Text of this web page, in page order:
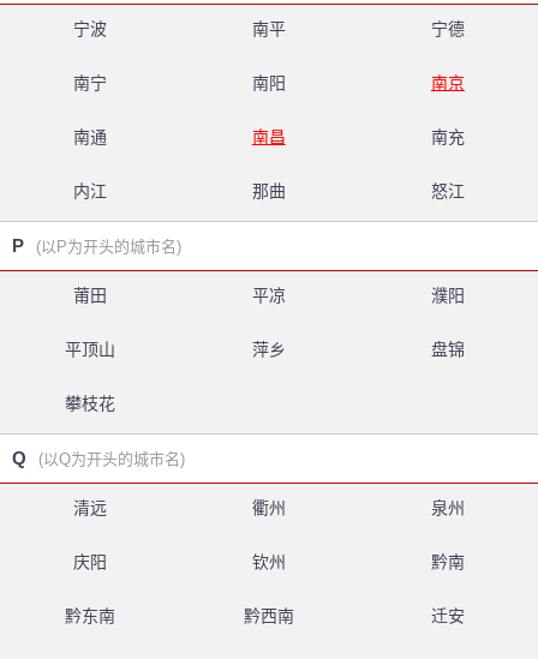
宁波 南平 宁德
南宁 南阳 南京
南通 南昌 南充
内江 那曲 怒江
P (以P为开头的城市名)
莆田 平凉 濮阳
平顶山 萍乡 盘锦
攀枝花
Q (以Q为开头的城市名)
清远 衢州 泉州
庆阳 钦州 黔南
黔东南 黔西南 迁安